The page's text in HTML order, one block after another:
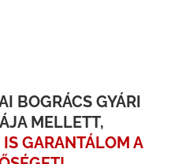
BOGRÁCS GYÁRI
MELLETT,
GARANTÁLOM A